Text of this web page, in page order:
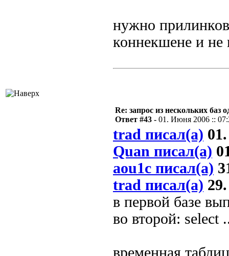
нужно
коннекшене и не
Re: запрос из нескольких баз
Ответ #43 - 01. Июня 2006 ::
trad писал(а)
Quan писал(а)
aou1c писал(а)
trad писал(а)
в первой базе
во второй: select
временная